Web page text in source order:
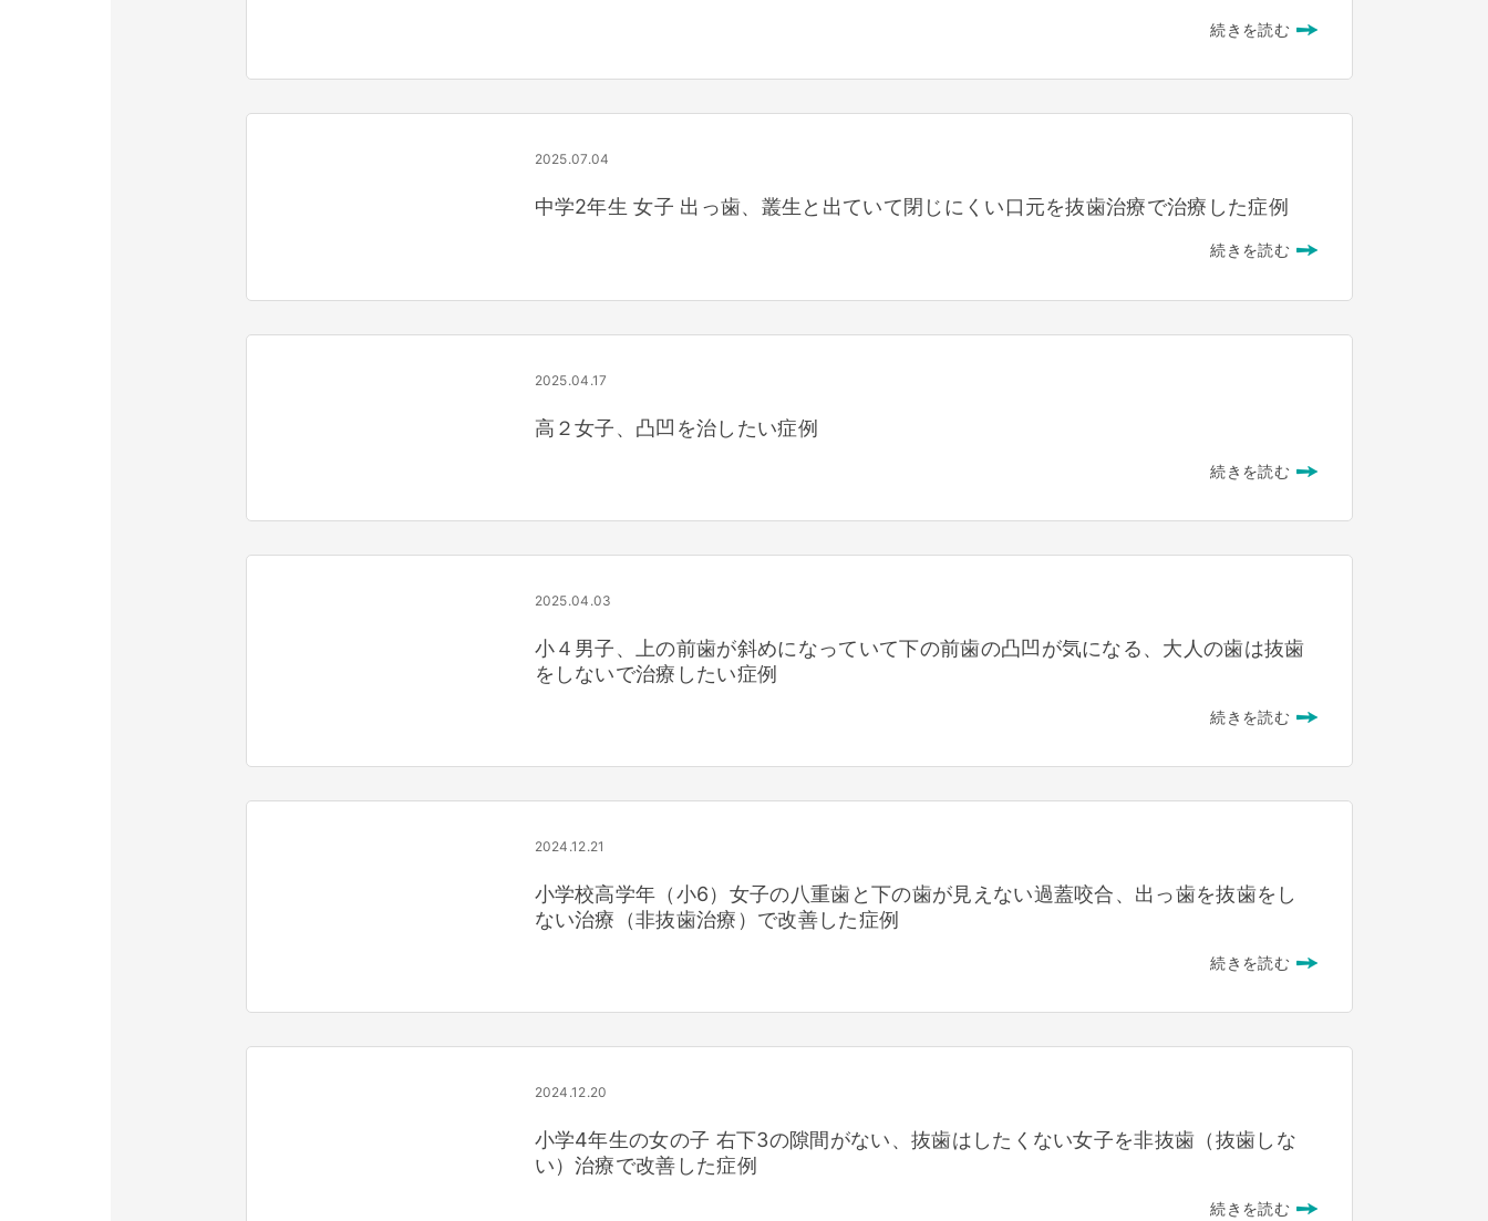
続きを読む
2025.07.04
中学2年生 女子 出っ歯、叢生と出ていて閉じにくい口元を抜歯治療で治療した症例
続きを読む
2025.04.17
高２女子、凸凹を治したい症例
続きを読む
2025.04.03
小４男子、上の前歯が斜めになっていて下の前歯の凸凹が気になる、大人の歯は抜歯
をしないで治療したい症例
続きを読む
2024.12.21
小学校高学年（小6）女子の八重歯と下の歯が見えない過蓋咬合、出っ歯を抜歯をし
ない治療（非抜歯治療）で改善した症例
続きを読む
2024.12.20
小学4年生の女の子 右下3の隙間がない、抜歯はしたくない女子を非抜歯（抜歯しな
い）治療で改善した症例
続きを読む